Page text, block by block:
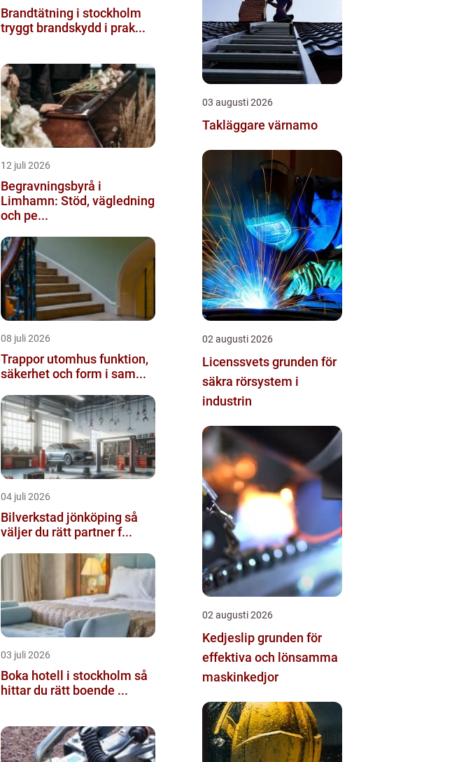
Brandtätning i stockholm
tryggt brandskydd i prak...
12 juli 2026
Begravningsbyrå i
Limhamn: Stöd, vägledning
och pe...
08 juli 2026
Trappor utomhus funktion,
säkerhet och form i sam...
04 juli 2026
Bilverkstad jönköping så
väljer du rätt partner f...
03 juli 2026
Boka hotell i stockholm så
hittar du rätt boende ...
03 augusti 2026
Takläggare värnamo
02 augusti 2026
Licenssvets grunden för
säkra rörsystem i
industrin
02 augusti 2026
Kedjeslip grunden för
effektiva och lönsamma
maskinkedjor